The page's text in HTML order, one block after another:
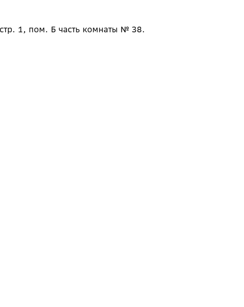
1, пом. Б часть комнаты № 38.